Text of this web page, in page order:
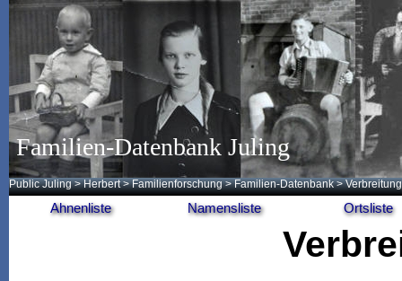
Familien-Datenbank Juling
Public Juling >Herbert >Familienforschung >Familien-Datenbank >
Ahnenliste Namensliste Ortsliste